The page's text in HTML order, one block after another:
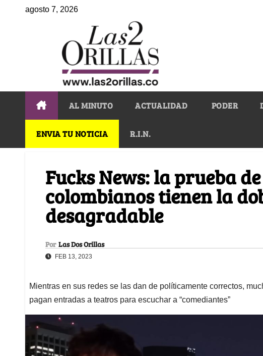
agosto 7, 2026
AL MINUTO ACTUALIDAD PODER
ENVIA TU NOTICIA R.I.N.
Fucks News: la prueba
colombianos tienen la
desagradable
Por Las Dos Orillas
FEB 13, 2023
Mientras en sus redes se las dan de políticamente correctos,
pagan entradas a teatros para escuchar a “comediantes”